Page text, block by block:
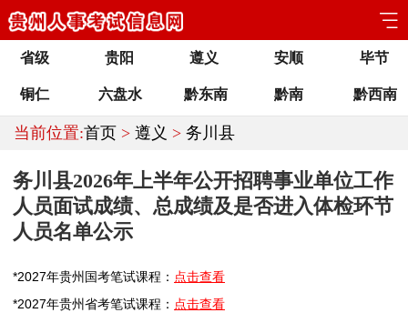
省级 贵阳 遵义 安顺 毕节
铜仁 六盘水 黔东南 黔南 黔西南
当前位置:首页 > 遵义 > 务川县
务川县2026年上半年公开招聘事业单位工作
人员面试成绩、总成绩及是否进入体检环节
人员名单公示
*2027年贵州 国考笔试课程： 点击查看
*2027年贵州省考笔试课程： 点击查看